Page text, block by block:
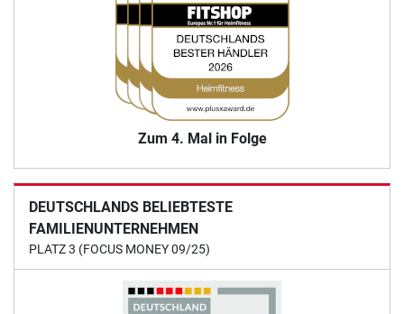
Zum 4. Mal in Folge
DEUTSCHLANDS BELIEBTESTE
FAMILIENUNTERNEHMEN
PLATZ 3 (FOCUS MONEY 09/25)